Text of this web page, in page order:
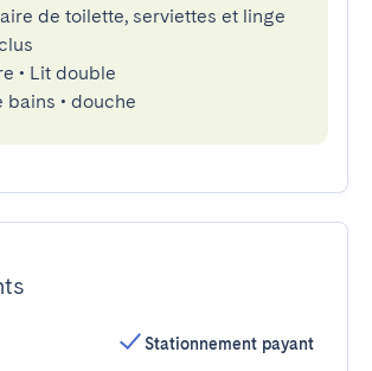
de toilette, serviettes et linge
• Lit double
bains • douche
Stationnement payant